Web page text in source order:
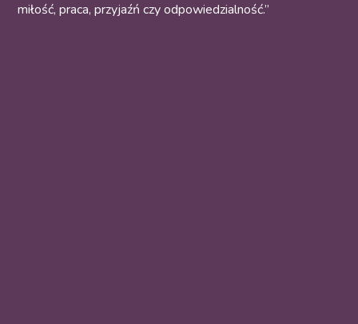
miłość, praca, przyjaźń czy odpowiedzialność.”